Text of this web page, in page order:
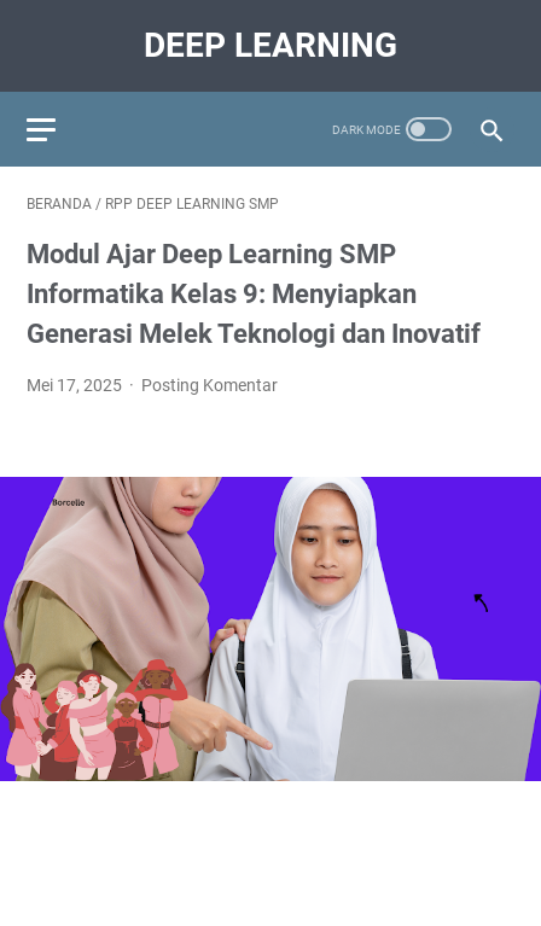
DEEP LEARNING
BERANDA / RPP DEEP LEARNING SMP
Modul Ajar Deep Learning SMP
Informatika Kelas 9: Menyiapkan
Generasi Melek Teknologi dan Inovatif
Mei 17, 2025 Posting Komentar